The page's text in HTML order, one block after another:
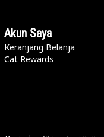
Akun Saya
Keranjang Belanja
Cat Rewards